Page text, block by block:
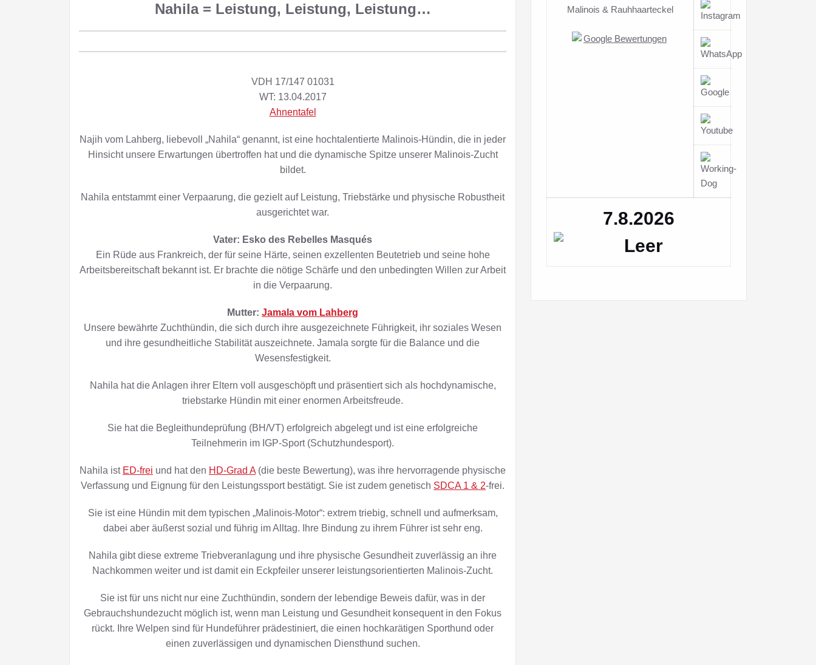
Nahila = Leistung, Leistung, Leistung…
VDH 17/147 01031
WT: 13.04.2017
Ahnentafel
Najih vom Lahberg, liebevoll „Nahila“ genannt, ist eine hochtalentierte Malinois-Hündin, die in jeder
Hinsicht unsere Erwartungen übertroffen hat und die dynamische Spitze unserer Malinois-Zucht
bildet.
Nahila entstammt einer Verpaarung, die gezielt auf Leistung, Triebstärke und physische Robustheit
ausgerichtet war.
Vater: Esko des Rebelles Masqués
Ein Rüde aus Frankreich, der für seine Härte, seinen exzellenten Beutetrieb und seine hohe
Arbeitsbereitschaft bekannt ist. Er brachte die nötige Schärfe und den unbedingten Willen zur Arbeit
in die Verpaarung.
Mutter: Jamala vom Lahberg
Unsere bewährte Zuchthündin, die sich durch ihre ausgezeichnete Führigkeit, ihr soziales Wesen
und ihre gesundheitliche Stabilität auszeichnete. Jamala sorgte für die Balance und die
Wesensfestigkeit.
Nahila hat die Anlagen ihrer Eltern voll ausgeschöpft und präsentiert sich als hochdynamische,
triebstarke Hündin mit einer enormen Arbeitsfreude.
Sie hat die Begleithundeprüfung (BH/VT) erfolgreich abgelegt und ist eine erfolgreiche
Teilnehmerin im IGP-Sport (Schutzhundesport).
Nahila ist ED-frei und hat den HD-Grad A (die beste Bewertung), was ihre hervorragende physische
Verfassung und Eignung für den Leistungssport bestätigt. Sie ist zudem genetisch SDCA 1 & 2-frei.
Sie ist eine Hündin mit dem typischen „Malinois-Motor“: extrem triebig, schnell und aufmerksam,
dabei aber äußerst sozial und führig im Alltag. Ihre Bindung zu ihrem Führer ist sehr eng.
Nahila gibt diese extreme Triebveranlagung und ihre physische Gesundheit zuverlässig an ihre
Nachkommen weiter und ist damit ein Eckpfeiler unserer leistungsorientierten Malinois-Zucht.
Sie ist für uns nicht nur eine Zuchthündin, sondern der lebendige Beweis dafür, was in der
Gebrauchshundezucht möglich ist, wenn man Leistung und Gesundheit konsequent in den Fokus
rückt. Ihre Welpen sind für Hundeführer prädestiniert, die einen hochkarätigen Sporthund oder
einen zuverlässigen und dynamischen Diensthund suchen.
Malinois & Rauhhaarteckel
7.8.2026